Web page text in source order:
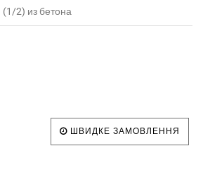
(1/2) из бетона
ШВИДКЕ ЗАМОВЛЕННЯ